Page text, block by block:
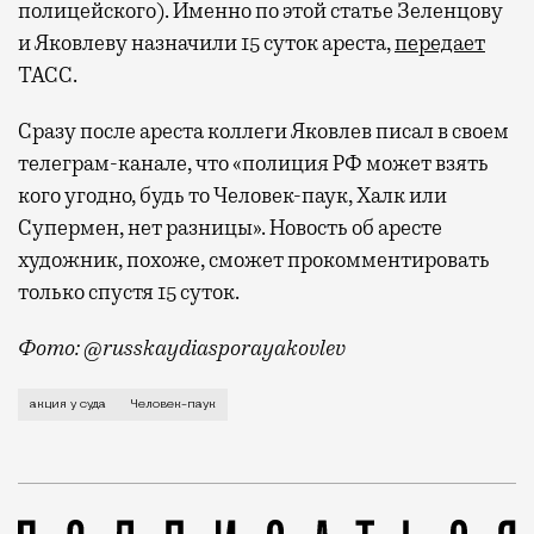
полицейского). Именно по этой статье Зеленцову
и Яковлеву назначили 15 суток ареста,передает
ТАСС.
Сразу после ареста коллеги Яковлев писал в своем
телеграм-канале, что «полиция РФ может взять
кого угодно, будь то Человек-паук, Халк или
Супермен, нет разницы». Новость об аресте
художник, похоже, сможет прокомментировать
только спустя 15 суток.
Фото: @russkaydiasporayakovlev
Позавчера в Верховном суде рассматривалась
акция у суда Человек-паук